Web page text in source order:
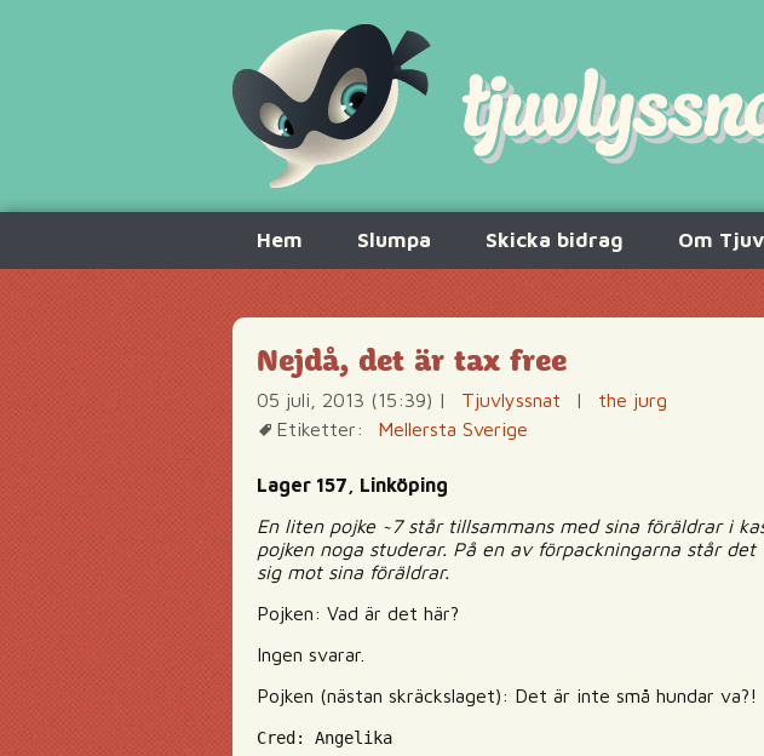
innehåll
Hem Slumpa Skicka bidrag Om
Nejdå, det är tax free
05 juli, 2013 (15:39) | Tjuvlyssnat |
the jurg
Etiketter:
Mellersta Sverige
Lager 157, Linköping
En liten pojke ~7 står tillsammans med sina föräldrar i
pojken noga studerar. På en av förpackningarna står
sig mot sina föräldrar.
Pojken: Vad är det här?
Ingen svarar.
Pojken (nästan skräckslaget): Det är inte små hundar va?!
Cred: Angelika